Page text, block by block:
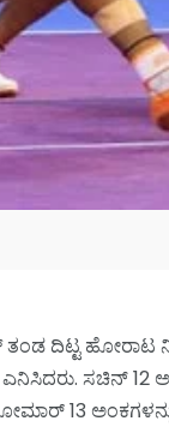
ತಂಡ ದಿಟ್ಟ
ಸಚಿನ್ 12
13